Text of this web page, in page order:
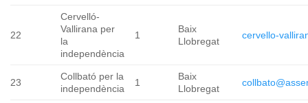
22
Cervelló-
Vallirana per
la
independència
1
Baix
Llobregat
cervello-
23
Collbató per la
independència
1
Baix
Llobregat